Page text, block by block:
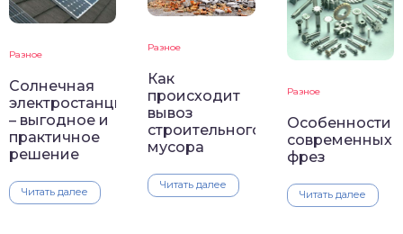
Разное
Солнечная
электростанция
– выгодное и
практичное
решение
Читать далее
Разное
Как
происходит
вывоз
строительного
мусора
Читать далее
Разное
Особенности
современных
фрез
Читать далее